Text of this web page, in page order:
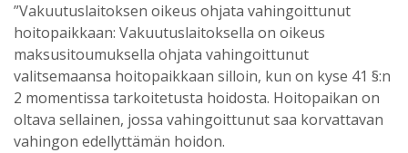
”Vakuutuslaitoksen oikeus ohjata vahingoittunut
hoitopaikkaan: Vakuutuslaitoksella on oikeus
maksusitoumuksella ohjata vahingoittunut
valitsemaansa hoitopaikkaan silloin, kun on kyse 41 §:n
2 momentissa tarkoitetusta hoidosta. Hoitopaikan on
oltava sellainen, jossa vahingoittunut saa korvattavan
vahingon edellyttämän hoidon.